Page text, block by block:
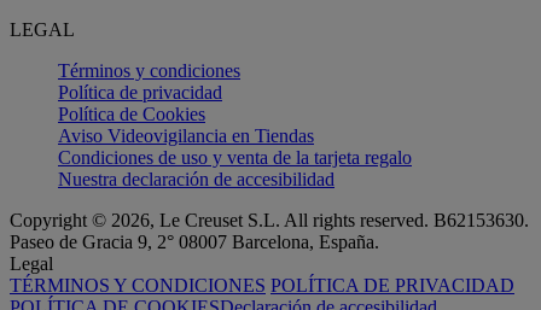
LEGAL
Términos y condiciones
Política de privacidad
Política de Cookies
Aviso Videovigilancia en Tiendas
Condiciones de uso y venta de la tarjeta regalo
Nuestra declaración de accesibilidad
Copyright © 2026, Le Creuset S.L. All rights reserved. B62153630.
Paseo de Gracia 9, 2° 08007 Barcelona, España.
Legal
TÉRMINOS Y CONDICIONES POLÍTICA DE PRIVACIDAD